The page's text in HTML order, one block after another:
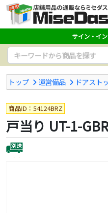
サイン・イ
トップ 運営備品 ドアスト
商品ID：54124BRZ
戸当り UT-1-GBR